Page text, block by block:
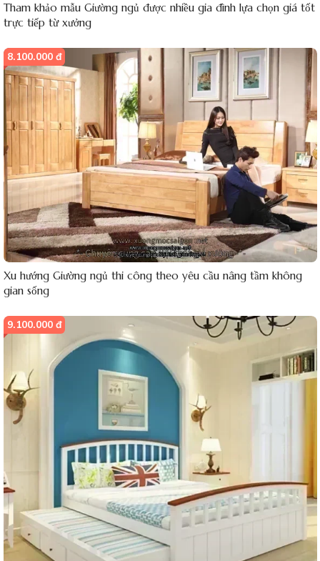
Tham khảo mẫu Giường ngủ được nhiều gia đình lựa chọn giá tốt
trực tiếp từ xưởng
8.100.000 đ
Xu hướng Giường ngủ thi công theo yêu cầu nâng tầm không
gian sống
9.100.000 đ